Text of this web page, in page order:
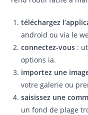
téléchargez
android ou via le
connectez-vous :
options ia.
importez une
votre galerie ou
saisissez une
un fond de plage